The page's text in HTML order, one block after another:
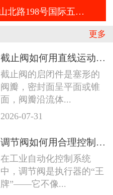
济南天桥区历山北路198号国际五金机电城A区412号
更多
截止阀如何用直线运动征服严苛工况
截止阀的启闭件是塞形的
阀瓣，密封面呈平面或锥
面，阀瓣沿流体...
2026-07-31
调节阀如何用合理控制征服苛刻工况
在工业自动化控制系统
中，调节阀是执行器的“王
牌”——它不像...